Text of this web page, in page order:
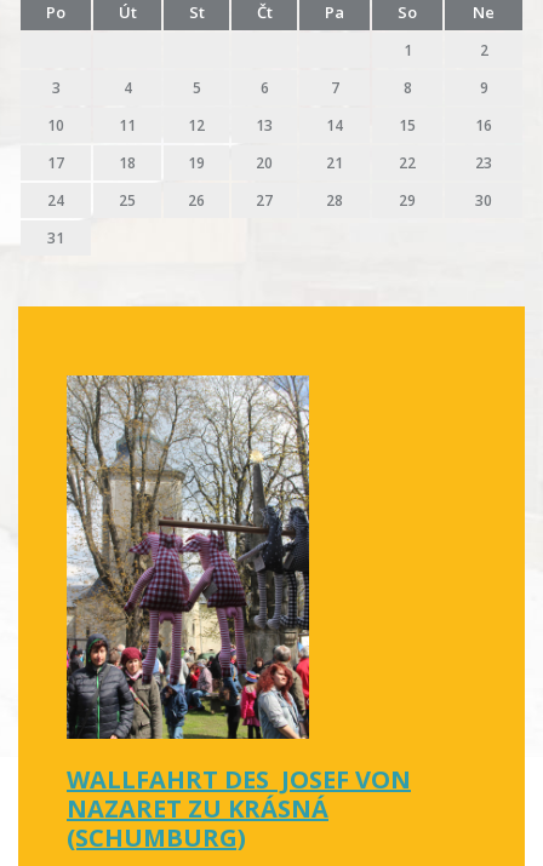
Po
Út St Čt Pa So Ne
1
2
3
4 5 6 7 8
9
10
11 12 13 14 15
16
17
18 19 20 21 22
23
24
25 26 27 28 29
30
31
WALLFAHRT DES JOSEF VON
NAZARET ZU KRÁSNÁ
(SCHUMBURG)